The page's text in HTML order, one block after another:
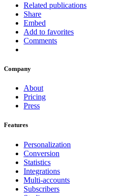
Related publications
Share
Embed
Add to favorites
Comments
Company
About
Pricing
Press
Features
Personalization
Conversion
Statistics
Integrations
Multi-accounts
Subscribers